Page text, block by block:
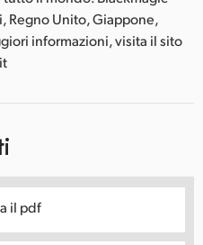
Regno Unito, Giappone,
informazioni, visita il sito
il pdf